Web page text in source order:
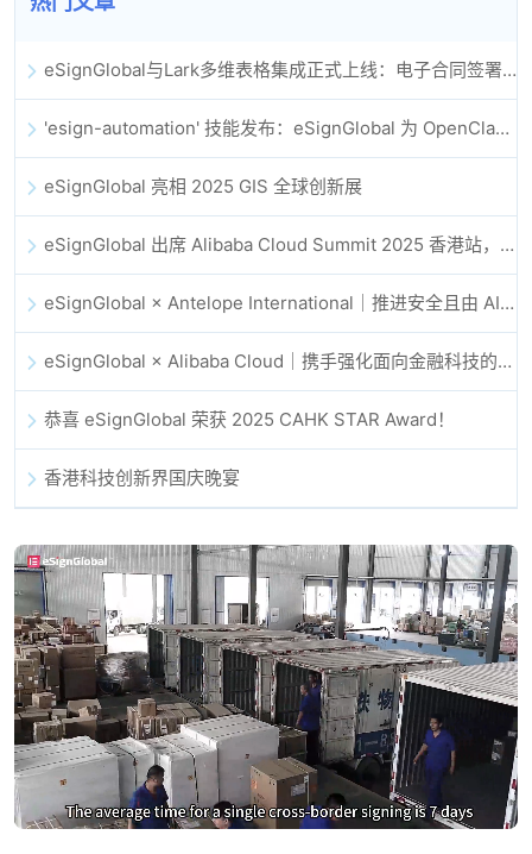
eSignGlobal与Lark多维表格集成正式上线：电子合同签署归档全程自动化
'esign-automation' 技能发布：eSignGlobal 为 OpenClaw 提供自动化电子签名能力
eSignGlobal 亮相 2025 GIS 全球创新展
eSignGlobal 出席 Alibaba Cloud Summit 2025 香港站，共同探讨 AI 驱动的云创新与数字信任未来
eSignGlobal × Antelope International｜推进安全且由 AI 驱动的数字化工作流
eSignGlobal × Alibaba Cloud｜携手强化面向金融科技的全球数字信任
恭喜 eSignGlobal 荣获 2025 CAHK STAR Award！
香港科技创新界国庆晚宴